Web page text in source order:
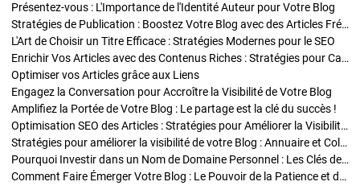
Présentez-vous : L'Importance de l'Identité Auteur pour Votre Blog
Stratégies de Publication : Boostez Votre Blog avec des Articles Fréquents et Exclusifs
L'Art de Choisir un Titre Efficace : Stratégies Modernes pour le SEO
Enrichir Vos Articles avec des Contenus Riches : Stratégies pour Captiver et Optimiser
Optimiser vos Articles grâce aux Liens
Engagez la Conversation pour Accroître la Visibilité de Votre Blog
Amplifiez la Portée de Votre Blog : Le partage est la clé du succès !
Optimisation SEO des Articles : Stratégies pour Améliorer la Visibilité de Votre Blog
Stratégies pour améliorer la visibilité de votre Blog : Annuaire et Collaborations
Pourquoi Investir dans un Nom de Domaine Personnel : Les Clés de la Réussite de Votre Blog
Comment Faire Émerger Votre Blog : Le Pouvoir de la Patience et de la Persévérance